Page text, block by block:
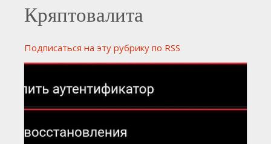
Кряптовалита
Подписаться на эту рубрику по RSS